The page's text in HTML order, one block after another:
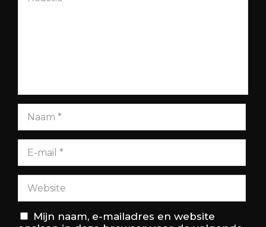
Mijn naam, e-mailadres en website